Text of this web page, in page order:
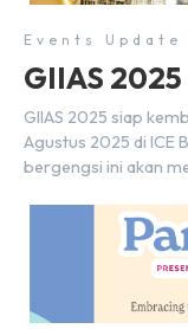
Events
GIIAS
GIIAS 2025 siap
Agustus 2025 di ICE
bergengsi ini akan
pendukung. Tak
para pecinta
berkumpulnya